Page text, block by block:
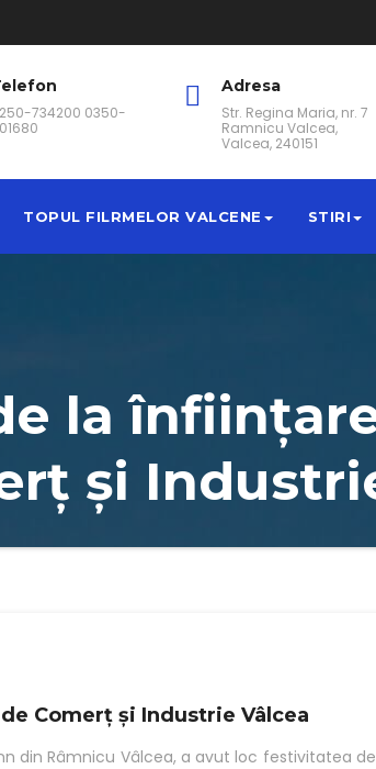
734200 0350-
Adresa
Str. Regina Maria, nr. 7
Ramnicu Valcea,
Valcea, 240151
TOPUL FILRMELOR VALCENE STIRI
la
şi
Comerţ şi Industrie Vâlcea
din Râmnicu Vâlcea, a avut loc festivitatea